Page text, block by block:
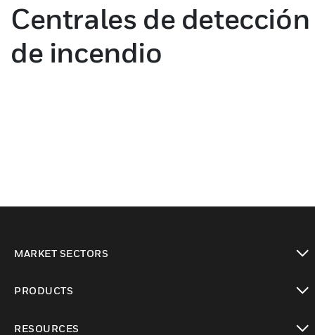
Centrales de detección
de incendio
MARKET SECTORS
PRODUCTS
RESOURCES